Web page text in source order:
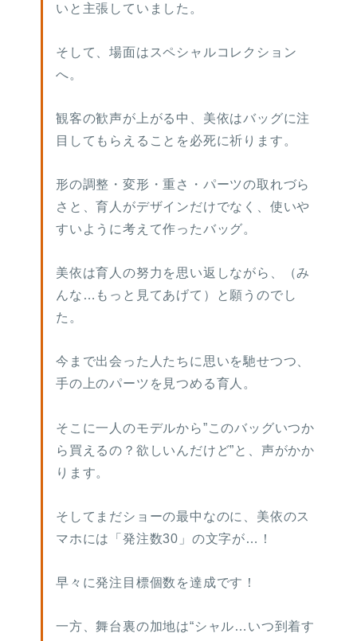
いと主張していました。
そして、場面はスペシャルコレクション
へ。
観客の歓声が上がる中、美依はバッグに注
目してもらえることを必死に祈ります。
形の調整・変形・重さ・パーツの取れづら
さと、育人がデザインだけでなく、使いや
すいように考えて作ったバッグ。
美依は育人の努力を思い返しながら、（み
んな…もっと見てあげて）と願うのでし
た。
今まで出会った人たちに思いを馳せつつ、
手の上のパーツを見つめる育人。
そこに一人のモデルから”このバッグいつか
ら買えるの？欲しいんだけど”と、声がかか
ります。
そしてまだショーの最中なのに、美依のス
マホには「発注数30」の文字が…！
早々に発注目標個数を達成です！
一方、舞台裏の加地は“シャル…いつ到着す